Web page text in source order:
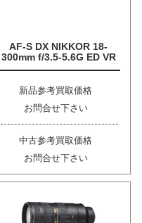
AF-S DX NIKKOR 18-
300mm f/3.5-5.6G ED VR
新品参考買取価格
お問合せ下さい
中古参考買取価格
お問合せ下さい